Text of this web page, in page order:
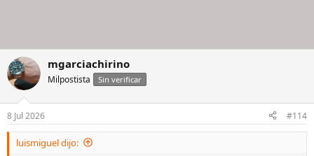
mgarciachirino
Milpostista Sin verificar
8 Jul 2026 #114
luismiguel dijo: